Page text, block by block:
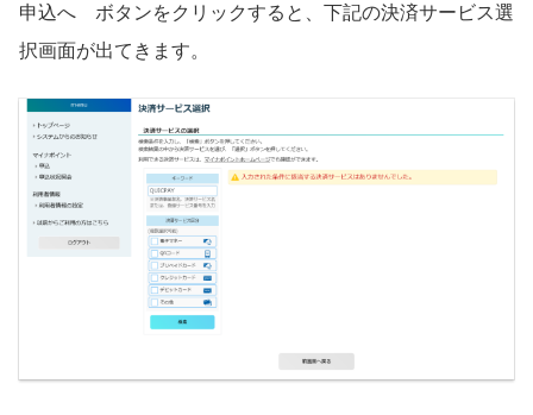
申込へ ボタンをクリックすると、下記の決済サービス選
択画面が出てきます。